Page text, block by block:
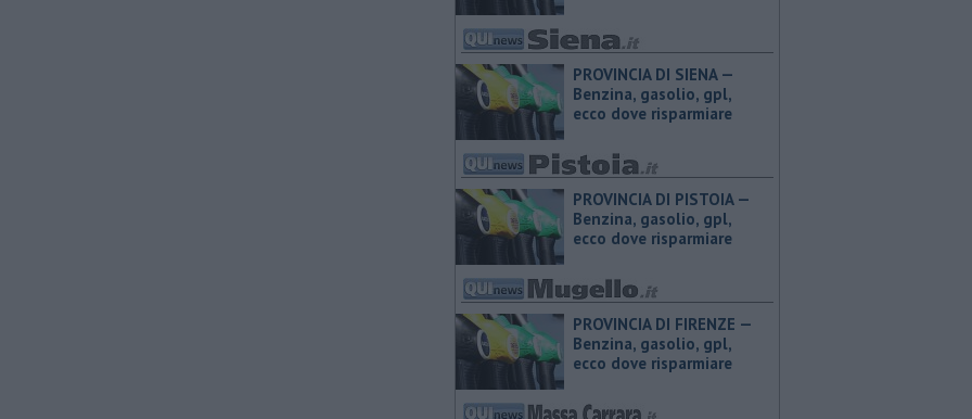
PROVINCIA DI SIENA — ​
Benzina, gasolio, gpl,
ecco dove risparmiare
PROVINCIA DI PISTOIA — ​
Benzina, gasolio, gpl,
ecco dove risparmiare
PROVINCIA DI FIRENZE — ​
Benzina, gasolio, gpl,
ecco dove risparmiare